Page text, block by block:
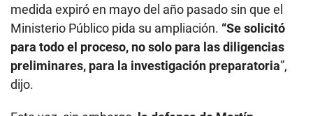
medida expiró en mayo del año pasado sin que el
Ministerio Público pida su ampliación. “Se solicitó
para todo el proceso, no solo para las diligencias
preliminares, para la investigación preparatoria”,
dijo.